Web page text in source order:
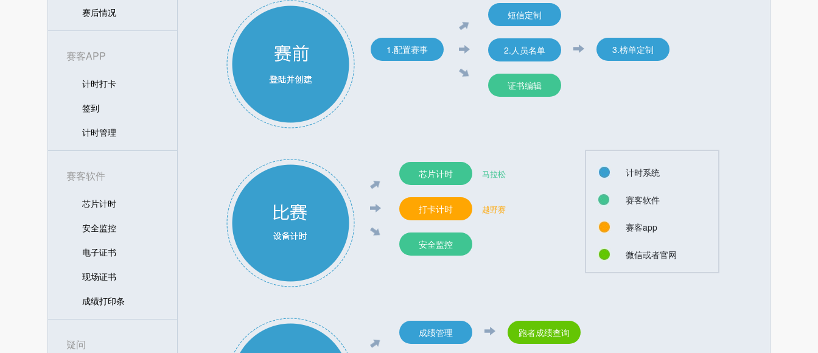
赛后情况
赛客APP
计时打卡
签到
计时管理
赛客软件
芯片计时
安全监控
电子证书
现场证书
成绩打印条
疑问
1.配置赛事
短信定制
2.人员名单
证书编辑
3.榜单定制
芯片计时 马拉松
打卡计时 越野赛
安全监控
计时系统
赛客软件
赛客app
微信或者官网
成绩管理 跑者成绩查询